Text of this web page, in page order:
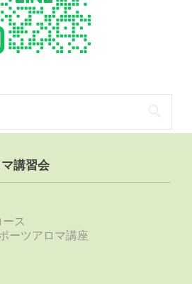
講習会
ス
ーツアロマ講座